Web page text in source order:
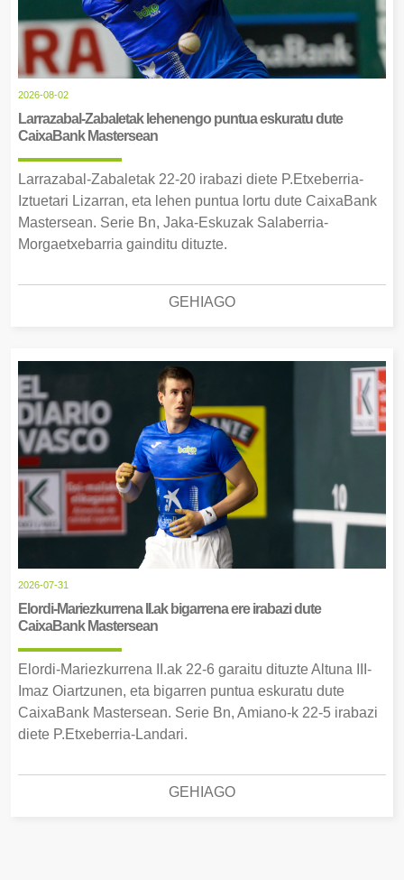
2026-08-02
Larrazabal-Zabaletak lehenengo puntua eskuratu dute
CaixaBank Mastersean
Larrazabal-Zabaletak 22-20 irabazi diete P.Etxeberria-
Iztuetari Lizarran, eta lehen puntua lortu dute CaixaBank
Mastersean. Serie Bn, Jaka-Eskuzak Salaberria-
Morgaetxebarria gainditu dituzte.
GEHIAGO
2026-07-31
Elordi-Mariezkurrena II.ak bigarrena ere irabazi dute
CaixaBank Mastersean
Elordi-Mariezkurrena II.ak 22-6 garaitu dituzte Altuna III-
Imaz Oiartzunen, eta bigarren puntua eskuratu dute
CaixaBank Mastersean. Serie Bn, Amiano-k 22-5 irabazi
diete P.Etxeberria-Landari.
GEHIAGO